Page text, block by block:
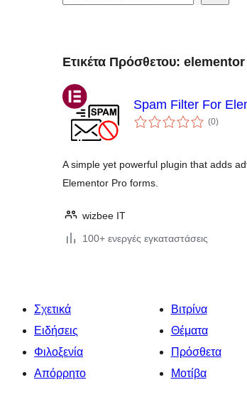
Ετικέτα Πρόσθετου:
Spam Filter For
(0σύνολο
)
A simple yet powerful plugin that adds
Elementor Pro forms.
wizbee IT
100+ ενεργές εγκαταστάσεις
Σχετικά
Ειδήσεις
Φιλοξενία
Απόρρητο
Βιτρίνα
Θέματα
Πρόσθετα
Μοτίβα